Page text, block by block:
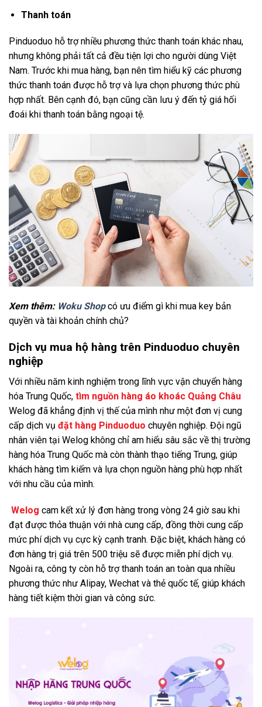
Thanh toán
Pinduoduo hỗ trợ nhiều phương thức thanh toán khác nhau,
nhưng không phải tất cả đều tiện lợi cho người dùng Việt
Nam. Trước khi mua hàng, bạn nên tìm hiểu kỹ các phương
thức thanh toán được hỗ trợ và lựa chọn phương thức phù
hợp nhất. Bên cạnh đó, bạn cũng cần lưu ý đến tỷ giá hối
đoái khi thanh toán bằng ngoại tệ.
Xem thêm: Woku Shopcó ưu điểm gì khi mua key bản
quyền và tài khoản chính chủ?
Dịch vụ mua hộ hàng trên Pinduoduo chuyên
nghiệp
Với nhiều năm kinh nghiệm trong lĩnh vực vận chuyển hàng
hóa Trung Quốc, tìm nguồn hàng áo khoác Quảng Châu
Welog đã khẳng định vị thế của mình như một đơn vị cung
cấp dịch vụ đặt hàng Pinduoduo chuyên nghiệp. Đội ngũ
nhân viên tại Welog không chỉ am hiểu sâu sắc về thị trường
hàng hóa Trung Quốc mà còn thành thạo tiếng Trung, giúp
khách hàng tìm kiếm và lựa chọn nguồn hàng phù hợp nhất
với nhu cầu của mình.
Welog cam kết xử lý đơn hàng trong vòng 24 giờ sau khi
đạt được thỏa thuận với nhà cung cấp, đồng thời cung cấp
mức phí dịch vụ cực kỳ cạnh tranh. Đặc biệt, khách hàng có
đơn hàng trị giá trên 500 triệu sẽ được miễn phí dịch vụ.
Ngoài ra, công ty còn hỗ trợ thanh toán an toàn qua nhiều
phương thức như Alipay, Wechat và thẻ quốc tế, giúp khách
hàng tiết kiệm thời gian và công sức.